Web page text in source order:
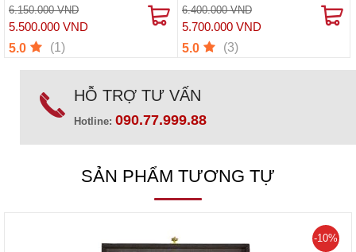
6.150.000 VND
5.500.000 VND
5.0 (1)
6.400.000 VND
5.700.000 VND
5.0 (3)
HỖ TRỢ TƯ VẤN
Hotline: 090.77.999.88
SẢN PHẨM TƯƠNG TỰ
-10%